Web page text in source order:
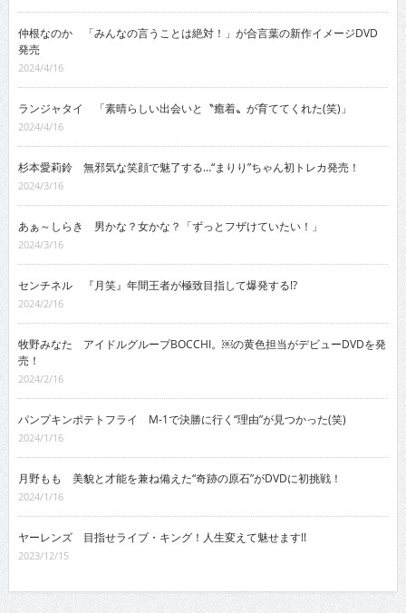
仲根なのか 「みんなの言うことは絶対！」が合言葉の新作イメージDVD
発売
2024/4/16
ランジャタイ 「素晴らしい出会いと〝癒着〟が育ててくれた(笑)」
2024/4/16
杉本愛莉鈴 無邪気な笑顔で魅了する…“まりり”ちゃん初トレカ発売！
2024/3/16
あぁ～しらき 男かな？女かな？「ずっとフザけていたい！」
2024/3/16
センチネル 『月笑』年間王者が極致目指して爆発する!?
2024/2/16
牧野みなた アイドルグループBOCCHI。￼の黄色担当がデビューDVDを発
売！
2024/2/16
パンプキンポテトフライ M-1で決勝に行く“理由”が見つかった(笑)
2024/1/16
月野もも 美貌と才能を兼ね備えた“奇跡の原石”がDVDに初挑戦！
2024/1/16
ヤーレンズ 目指せライブ・キング！人生変えて魅せます!!
2023/12/15